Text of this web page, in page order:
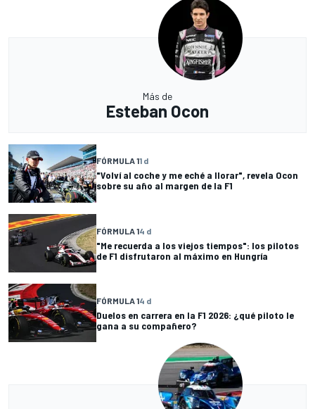
Más de
Esteban Ocon
FÓRMULA 11 d
"Volví al coche y me eché a llorar", revela Ocon
sobre su año al margen de la F1
FÓRMULA 14 d
"Me recuerda a los viejos tiempos": los pilotos
de F1 disfrutaron al máximo en Hungría
FÓRMULA 14 d
Duelos en carrera en la F1 2026: ¿qué piloto le
gana a su compañero?